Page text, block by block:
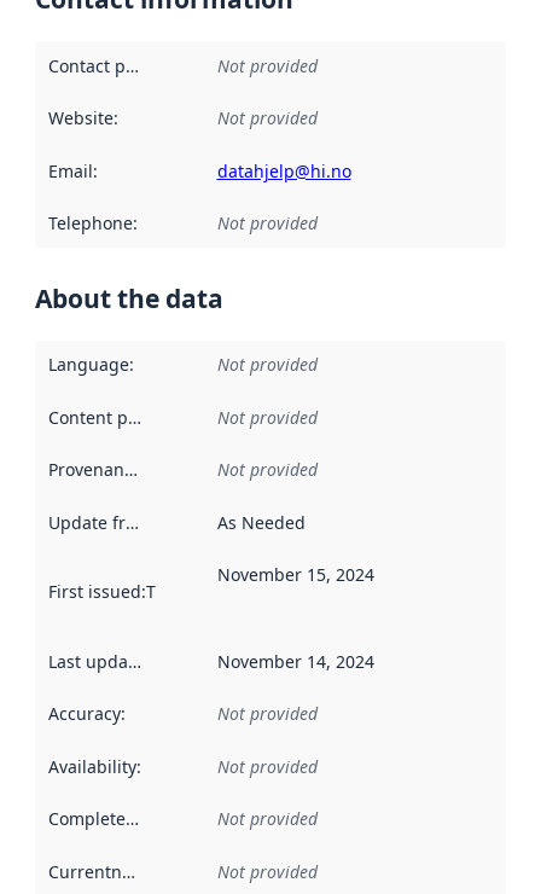
Contact point Not provided
Website: Not provided
Email: datahjelp@hi.no
Telephone: Not provided
About the data
Language: Not provided
Content providers Not provided
Provenance Not provided
Update frequency As Needed
First issued:This date indicates when the data in this
November 15, 2024
Last updated November 14, 2024
Accuracy: Not provided
Availability: Not provided
Completeness Not provided
Currentness Not provided